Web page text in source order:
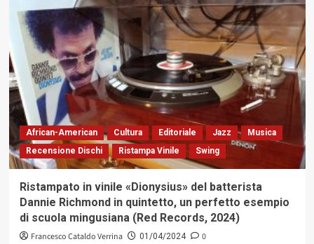
Robert
Glasper
Trio
con
«In
My
Element»
(Blue
Note,
2007)
African-American Cultura Editoriale Jazz
Musica
Recensione Dischi
Ristampa Vinile Swing
Ristampato in vinile «Dionysius» del batterista
Dannie Richmond in quintetto, un perfetto esempio
di scuola mingusiana (Red Records, 2024)
Francesco Cataldo Verrina 01/04/2024
0